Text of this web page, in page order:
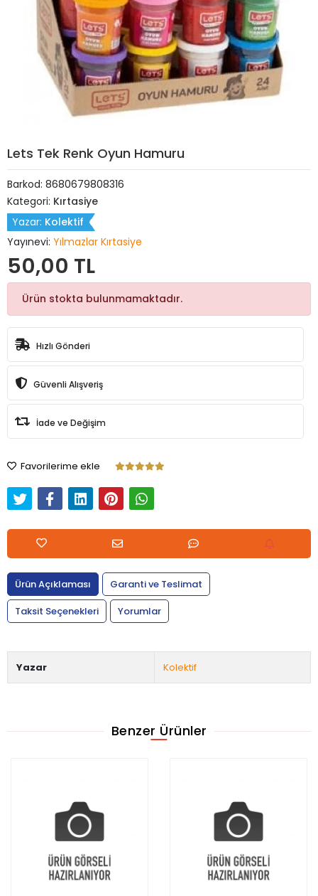
Lets Tek Renk Oyun Hamuru
Barkod: 8680679808316
Kategori: Kırtasiye
Yazar: Kolektif
Yayınevi: Yılmazlar Kırtasiye
50,00 TL
Ürün stokta bulunmamaktadır.
Hızlı Gönderi
Güvenli Alışveriş
İade ve Değişim
Favorilerime ekle
Ürün Açıklaması
Garanti ve Teslimat
Taksit Seçenekleri
Yorumlar
Yazar Kolektif
Benzer Ürünler